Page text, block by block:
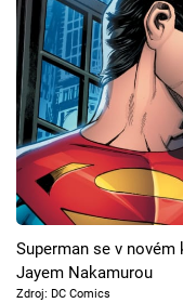
Seriály
Hry
Cool Esport
Pořady
TV Program
Sledujte prima+
Superman se v
Jayem Nakamurou
Zdroj: DC Comics